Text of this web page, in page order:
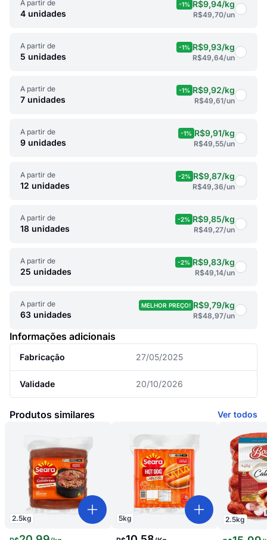
Informações adicionais
Fabricação 27/05/2025
Validade 20/10/2026
A partir de
4 unidades
-1% R$9,94/kg
R$49,70/un
A partir de
5 unidades
-1% R$9,93/kg
R$49,64/un
A partir de
7 unidades
-1% R$9,92/kg
R$49,61/un
A partir de
9 unidades
-1% R$9,91/kg
R$49,55/un
A partir de
12 unidades
-2% R$9,87/kg
R$49,36/un
A partir de
18 unidades
-2% R$9,85/kg
R$49,27/un
A partir de
25 unidades
-2% R$9,83/kg
R$49,14/un
A partir de
63 unidades
MELHOR PREÇO! R$9,79/kg
R$48,97/un
Produtos similares Ver todos
2.5kg 5kg 2.5kg